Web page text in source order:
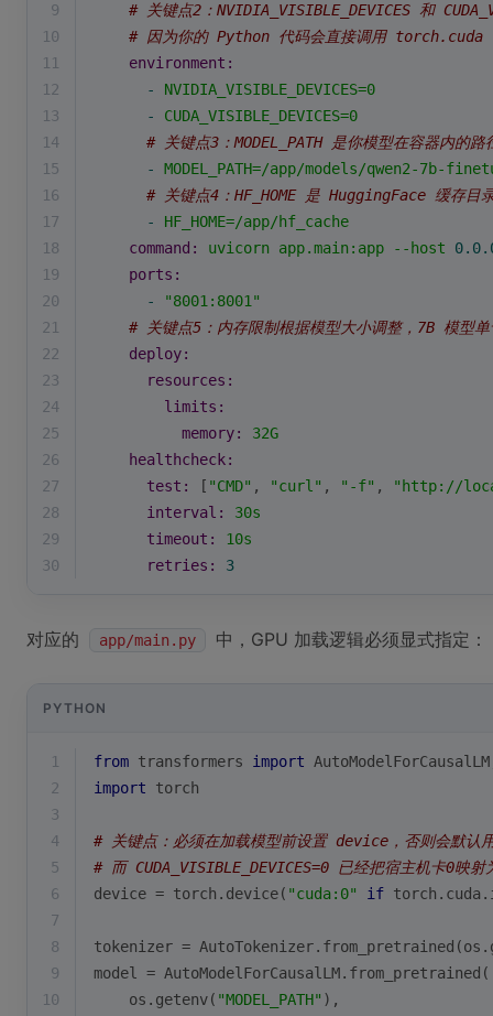
9
# 关键点2：NVIDIA_VISIBLE_DEVICES 和
10
# 因为你的 Python 代码会直接调用 torch.cuda
11
environment:
12
-
NVIDIA_VISIBLE_DEVICES=0
13
-
CUDA_VISIBLE_DEVICES=0
14
# 关键点3：MODEL_PATH 是你模型在容器内
15
-
MODEL_PATH=/app/models/qwen2-7b-
16
# 关键点4：HF_HOME 是 HuggingFace 缓存目
17
-
HF_HOME=/app/hf_cache
18
command: uvicorn app.main:app --host 0.0
19
ports:
20
-
"8001:8001"
21
# 关键点5：内存限制根据模型大小调整，7B 模型
22
deploy:
23
resources:
24
limits:
25
memory:
32G
26
healthcheck:
27
test: [ "CMD" , "curl" , "-f" ,
"http://
28
interval:
30s
29
timeout:
10s
30
retries: 3
对应的 app/main.py 中，GPU 加载逻辑必须显式指定：
PYTHON
1 from transformers import
2
import torch
3
4
# 关键点：必须在加载模型前设置 device，否则会默认
5
# 而 CUDA_VISIBLE_DEVICES=0 已经把宿主机卡0映
6
device = torch.device( "cuda:0" if
7
8
tokenizer =
9
model = AutoModelForCausalLM.from_pretrained(
10
    os.getenv(
"MODEL_PATH" ),